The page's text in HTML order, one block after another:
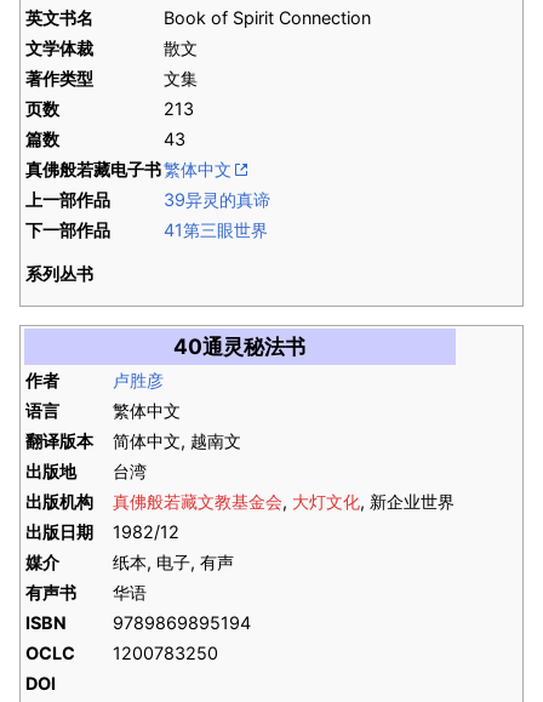
英文书名
Book of Spirit Connection
文学体裁
散文
著作类型
文集
页数
213
篇数
43
真佛般若藏电子书繁体中文
上一部作品
39异灵的真谛
下一部作品
41第三眼世界
系列丛书
40通灵秘法书
作者
卢胜彦
语言
繁体中文
翻译版本
简体中文, 越南文
出版地
台湾
出版机构
真佛般若藏文教基金会, 大灯文化, 新企业世界
出版日期
1982/12
媒介
纸本, 电子, 有声
有声书
华语
ISBN
9789869895194
OCLC
1200783250
DOI